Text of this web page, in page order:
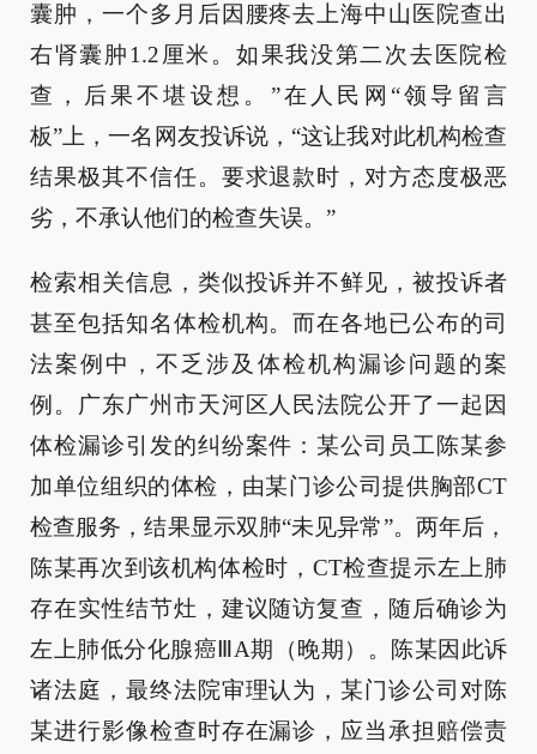
囊肿，一个多月后因腰疼去上海中山医院查出
右肾囊肿1.2厘米。如果我没第二次去医院检
查，后果不堪设想。”在人民网“领导留言
板”上，一名网友投诉说，“这让我对此机构检查
结果极其不信任。要求退款时，对方态度极恶
劣，不承认他们的检查失误。”
检索相关信息，类似投诉并不鲜见，被投诉者
甚至包括知名体检机构。而在各地已公布的司
法案例中，不乏涉及体检机构漏诊问题的案
例。广东广州市天河区人民法院公开了一起因
体检漏诊引发的纠纷案件：某公司员工陈某参
加单位组织的体检，由某门诊公司提供胸部CT
检查服务，结果显示双肺“未见异常”。两年后，
陈某再次到该机构体检时，CT检查提示左上肺
存在实性结节灶，建议随访复查，随后确诊为
左上肺低分化腺癌ⅢA期（晚期）。陈某因此诉
诸法庭，最终法院审理认为，某门诊公司对陈
某进行影像检查时存在漏诊，应当承担赔偿责